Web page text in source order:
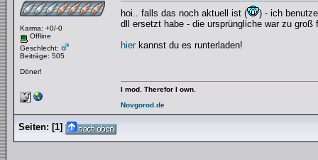
Karma: +0/-0
Offline
Geschlecht:
Beiträge: 505
Döner!
hoi.. falls das noch aktuell ist (
) - ich
dll ersetzt habe - die ursprüngliche war zu groß
hier kannst du es runterladen!
I mod. Therefor I own.
Novgorod.de
Seiten: [1]